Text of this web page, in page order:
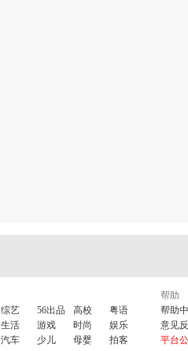
综艺 56出品 高校
粤语
生活 游戏 时尚
娱乐
汽车 少儿 母婴 拍客
帮助
帮助
意见
平台